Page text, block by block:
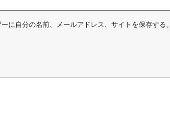
に自分の名前、メールアドレス、サイトを保存する。